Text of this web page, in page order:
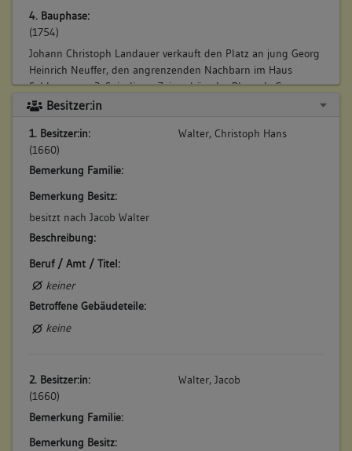
4. Bauphase:
(1754)
Johann Christoph Landauer verkauft den Platz an jung Georg
Heinrich Neuffer, den angrenzenden Nachbarn im Haus
Schlossgasse 2. Seit dieser Zeit gehört der Platz als Garten
Parzelle Nr. 126 zum Anwesen Schlossgasse 2. (a)
keine
Besitzer:in
1. Besitzer:in:
(1660)
Walter, Christoph Hans
Bemerkung Familie:
Bemerkung Besitz:
besitzt nach Jacob Walter
Beschreibung:
Beruf / Amt / Titel:
keiner
Betroffene Gebäudeteile:
keine
2. Besitzer:in:
(1660)
Walter, Jacob
Bemerkung Familie:
Bemerkung Besitz: